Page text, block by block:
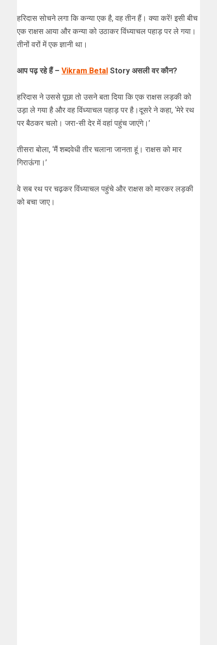
हरिदास सोचने लगा कि कन्या एक है, वह तीन हैं। क्या करें! इसी बीच
एक राक्षस आया और कन्या को उठाकर विंध्याचल पहाड़ पर ले गया।
तीनों वरों में एक ज्ञानी था।
आप पढ़ रहे हैं – Vikram Betal Story असली वर कौन?
हरिदास ने उससे पूछा तो उसने बता दिया कि एक राक्षस लड़की को
उड़ा ले गया है और वह विंध्याचल पहाड़ पर है।दूसरे ने कहा, ‘मेरे रथ
पर बैठकर चलो। जरा-सी देर में वहां पहुंच जाएंगे।’
तीसरा बोला, ‘मैं शब्दवेधी तीर चलाना जानता हूं। राक्षस को मार
गिराऊंगा।’
वे सब रथ पर चढ़कर विंध्याचल पहुंचे और राक्षस को मारकर लड़की
को बचा जाए।